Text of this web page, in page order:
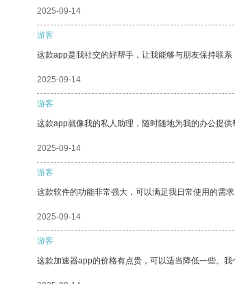
2025-09-14
游客
这款app是我社交的好帮手，让我能够与朋友保持联系
2025-09-14
游客
这款app就像我的私人助理，随时随地为我的办公提
2025-09-14
游客
这款软件的功能非常强大，可以满足我日常使用的需求
2025-09-14
游客
这款加速器app的价格有点贵，可以适当降低一些。